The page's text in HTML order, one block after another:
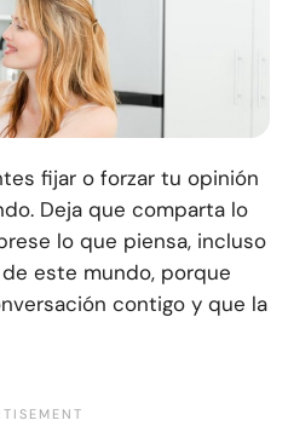
fijar o forzar tu opinión
Deja que comparta lo
lo que piensa, incluso
este mundo, porque
contigo y que la